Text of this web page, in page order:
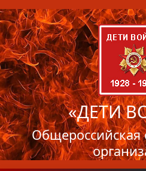
«ДЕТИ
Общероссийская